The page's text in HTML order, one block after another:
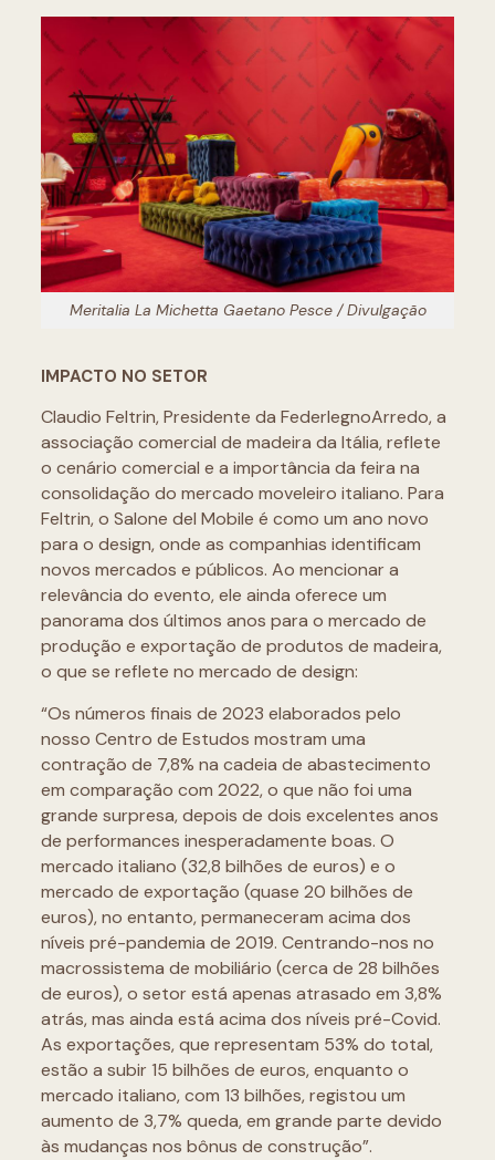
Meritalia La Michetta Gaetano Pesce / Divulgação
IMPACTO NO SETOR
Claudio Feltrin, Presidente da FederlegnoArredo, a
associação comercial de madeira da Itália, reflete
o cenário comercial e a importância da feira na
consolidação do mercado moveleiro italiano. Para
Feltrin, o Salone del Mobile é como um ano novo
para o design, onde as companhias identificam
novos mercados e públicos. Ao mencionar a
relevância do evento, ele ainda oferece um
panorama dos últimos anos para o mercado de
produção e exportação de produtos de madeira,
o que se reflete no mercado de design:
“Os números finais de 2023 elaborados pelo
nosso Centro de Estudos mostram uma
contração de 7,8% na cadeia de abastecimento
em comparação com 2022, o que não foi uma
grande surpresa, depois de dois excelentes anos
de performances inesperadamente boas. O
mercado italiano (32,8 bilhões de euros) e o
mercado de exportação (quase 20 bilhões de
euros), no entanto, permaneceram acima dos
níveis pré-pandemia de 2019. Centrando-nos no
macrossistema de mobiliário (cerca de 28 bilhões
de euros), o setor está apenas atrasado em 3,8%
atrás, mas ainda está acima dos níveis pré-Covid.
As exportações, que representam 53% do total,
estão a subir 15 bilhões de euros, enquanto o
mercado italiano, com 13 bilhões, registou um
aumento de 3,7% queda, em grande parte devido
às mudanças nos bônus de construção”.